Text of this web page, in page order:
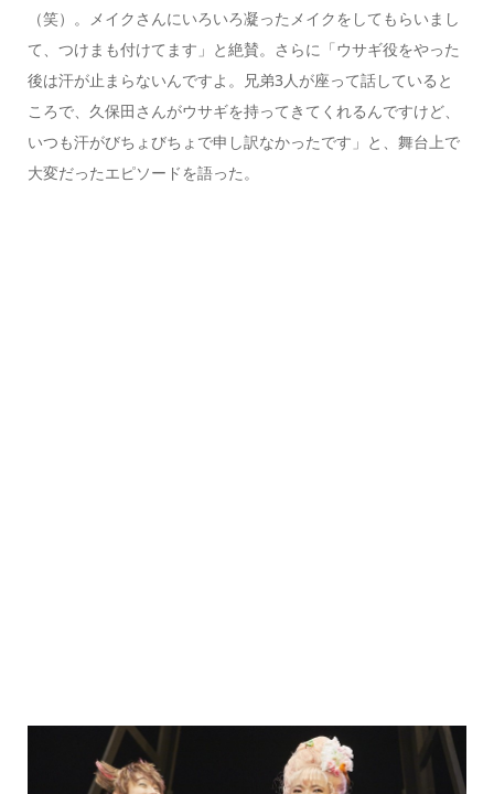
（笑）。メイクさんにいろいろ凝ったメイクをしてもらいまし
て、つけまも付けてます」と絶賛。さらに「ウサギ役をやった
後は汗が止まらないんですよ。兄弟3人が座って話していると
ころで、久保田さんがウサギを持ってきてくれるんですけど、
いつも汗がびちょびちょで申し訳なかったです」と、舞台上で
大変だったエピソードを語った。